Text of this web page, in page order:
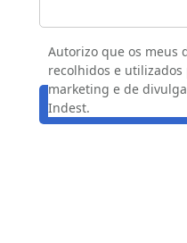
Autorizo que os meus
recolhidos e utilizados
marketing e de
Indest.